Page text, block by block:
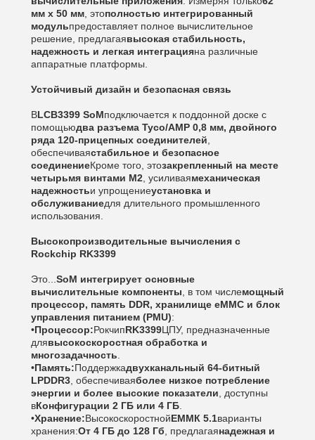
мм х 50 мм , этополностью интегрированный
модульпредоставляет полное вычислительное
решение, предлагаявысокая стабильность,
надежность и легкая интеграцияна различные
аппаратные платформы.
Устойчивый дизайн и безопасная связь
ВLCB3399 SoMподключается к поддонной доске с
помощьюдва разъема Tyco/AMP 0,8 мм, двойного
ряда 120-прицепных соединителей
обеспечиваястабильное и безопасное
соединениеКроме того, этозакрепленный на месте
четырьмя винтами M2 , усиливаямеханическая
надежностьи упрощениеустановка и
обслуживаниедля длительного промышленного
использования.
Высокопроизводительные вычисления с
Rockchip RK3399
Это... SoM интегрирует основные
вычислительные компоненты , в том числемощный
процессор, память DDR, хранилище eMMC и блок
управления питанием (PMU):
•Процессор:РокчипRK3399ЦПУ, предназначенные
длявысокоскоростная обработка и
многозадачность
•Память:Поддержкадвухканальный 64-битный
LPDDR3 , обеспечиваяболее низкое потребление
энергии и более высокие показатели , доступны
вКонфигурации 2 ГБ или 4 ГБ
•Хранение:ВысокоскоростнойЕММК 5.1варианты
хранения:От 4 ГБ до 128 Гб , предлагаянадежная и